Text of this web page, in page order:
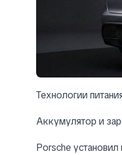
Технологии
Аккумулятор и
Porsche